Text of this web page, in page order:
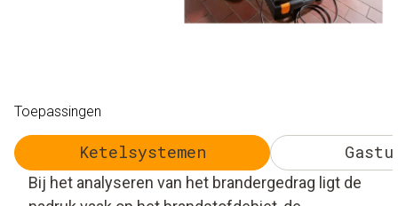
Toepassingen
Ketelsystemen
Bij het analyseren van het brandergedrag ligt de